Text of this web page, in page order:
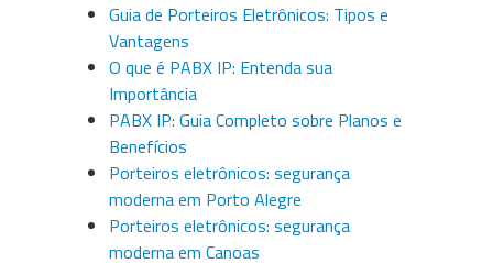
Guia de Porteiros Eletrônicos: Tipos e
Vantagens
O que é PABX IP: Entenda sua
Importância
PABX IP: Guia Completo sobre Planos e
Benefícios
Porteiros eletrônicos: segurança
moderna em Porto Alegre
Porteiros eletrônicos: segurança
moderna em Canoas